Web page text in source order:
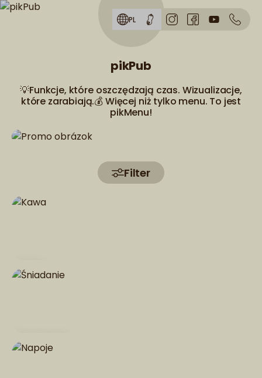
Skip to menu
PL
pikPub
💡Funkcje, które oszczędzają czas. Wizualizacje,
które zarabiają.💰 Więcej niż tylko menu. To jest
pikMenu!
Filter
Kawa
Śniadanie